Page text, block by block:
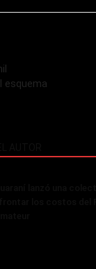
esquema